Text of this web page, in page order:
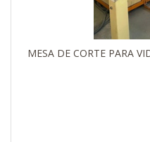
MESA DE CORTE PARA